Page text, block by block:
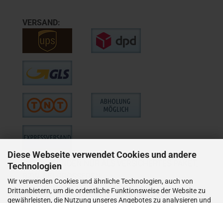
Diese Webseite verwendet Cookies und andere
Technologien
Wir verwenden Cookies und ähnliche Technologien, auch von
Drittanbietern, um die ordentliche Funktionsweise der Website zu
gewährleisten, die Nutzung unseres Angebotes zu analysieren und
VERSAND:
WIE VERSENDEN NUR ALS VERSICHERTES PAKET,
BZW. BEI GRÖSSEREN
LIEFERUNGEN ALS VERSICHERTER